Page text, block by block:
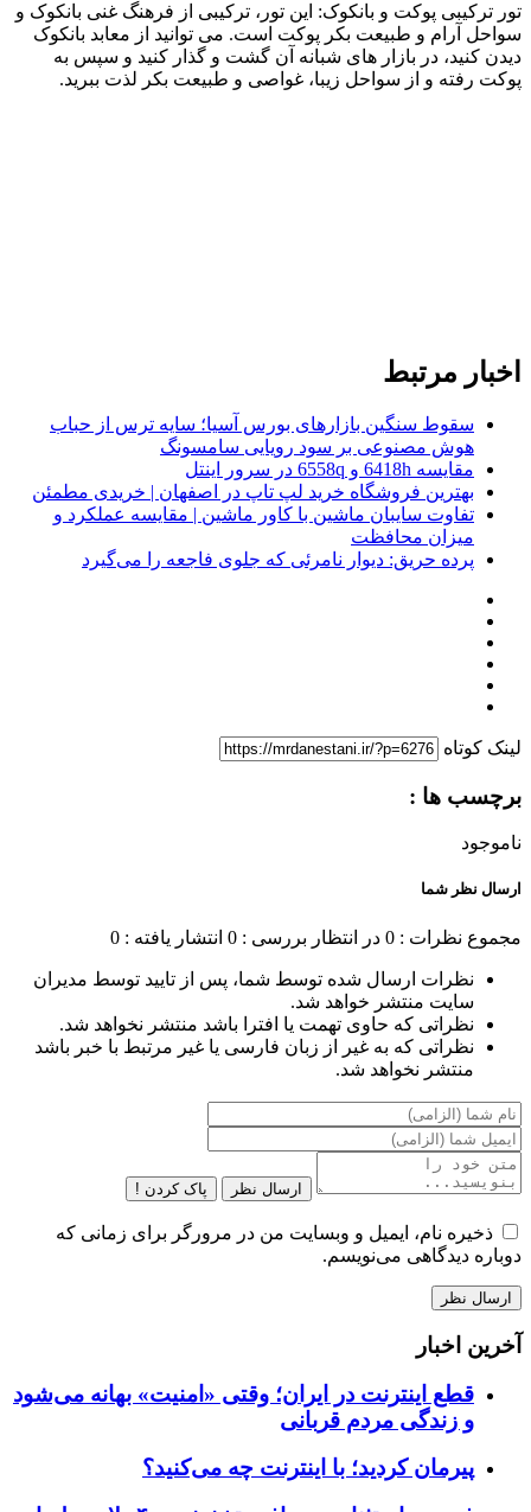
تور ترکیبی پوکت و بانکوک: این تور، ترکیبی از فرهنگ غنی بانکوک و
سواحل آرام و طبیعت بکر پوکت است. می ‌توانید از معابد بانکوک
دیدن کنید، در بازار های شبانه آن گشت و گذار کنید و سپس به
پوکت رفته و از سواحل زیبا، غواصی و طبیعت بکر لذت ببرید.
اخبار مرتبط
سقوط سنگین بازارهای بورس آسیا؛ سایه ترس از حباب
هوش مصنوعی بر سود رویایی سامسونگ
مقایسه 6418h و 6558q در سرور اینتل
بهترین فروشگاه خرید لپ تاپ در اصفهان | خریدی مطمئن
تفاوت سایبان ماشین با کاور ماشین | مقایسه عملکرد و
میزان محافظت
پرده حریق: دیوار نامرئی که جلوی فاجعه را می‌گیرد
لینک کوتاه
برچسب ها :
ناموجود
ارسال نظر شما
مجموع نظرات : 0 در انتظار بررسی : 0 انتشار یافته : 0
نظرات ارسال شده توسط شما، پس از تایید توسط مدیران
سایت منتشر خواهد شد.
نظراتی که حاوی تهمت یا افترا باشد منتشر نخواهد شد.
نظراتی که به غیر از زبان فارسی یا غیر مرتبط با خبر باشد
منتشر نخواهد شد.
ارسال نظر پاک کردن !
ذخیره نام، ایمیل و وبسایت من در مرورگر برای زمانی که
دوباره دیدگاهی می‌نویسم.
آخرین اخبار
قطع اینترنت در ایران؛ وقتی «امنیت» بهانه می‌شود
و زندگی مردم قربانی
پیرمان کردید؛ با اینترنت چه می‌کنید؟